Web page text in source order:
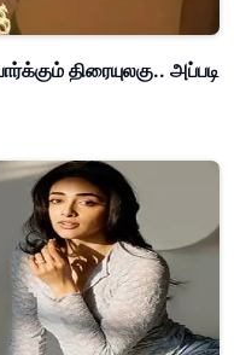
திரையுலகு.. அப்படி